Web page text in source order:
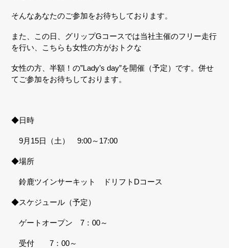
そんなあなたのご参加をお待ちしております。
また、この日、グリップGコースでは当社主催のフリー走行
を行い、こちらも女性の方がおトクな
女性の方、半額！の”Lady’s day”を開催（予定）です。併せ
てご参加をお待ちしております。
◆日時
9月15日（土） 9:00～17:00
◆場所
鈴鹿ツインサーキット ドリフトDコース
◆スケジュール（予定）
ゲートオープン 7：00～
受付 7：00～